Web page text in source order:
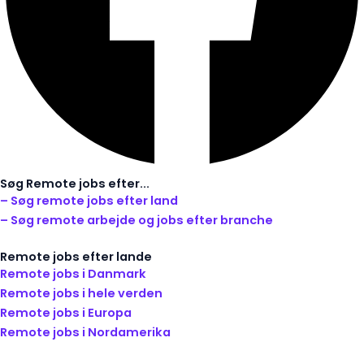
Søg Remote jobs efter...
– Søg remote jobs efter land
– Søg remote arbejde og jobs efter branche
Remote jobs efter lande
Remote jobs i Danmark
Remote jobs i hele verden
Remote jobs i Europa
Remote jobs i Nordamerika